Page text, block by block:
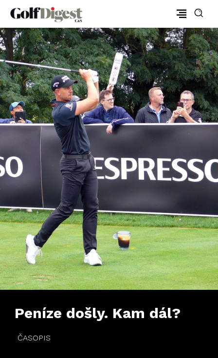
Peníze došly. Kam dál?
ČASOPIS